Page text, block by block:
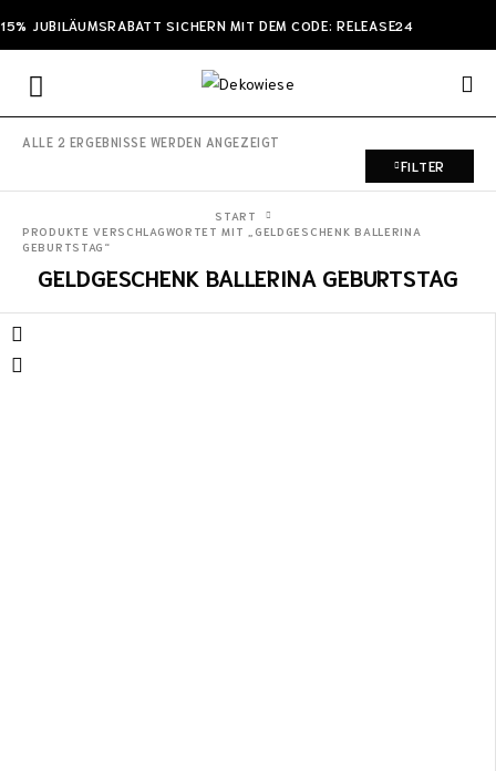
15% JUBILÄUMSRABATT SICHERN MIT DEM CODE: RELEASE24
ALLE 2 ERGEBNISSE WERDEN ANGEZEIGT
FILTER
GELDGESCHENK BALLERINA GEBURTSTAG
START
PRODUKTE VERSCHLAGWORTET MIT „GELDGESCHENK BALLERINA
GEBURTSTAG“